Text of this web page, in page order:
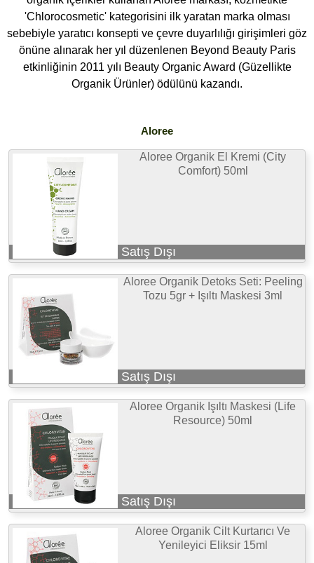
'Chlorocosmetic' kategorisini ilk yaratan marka olması
sebebiyle yaratıcı konsepti ve çevre duyarlılığı girişimleri göz
önüne alınarak her yıl düzenlenen Beyond Beauty Paris
etkinliğinin 2011 yılı Beauty Organic Award (Güzellikte
Organik Ürünler) ödülünü kazandı.
Aloree
Aloree Organik El Kremi (City
Comfort) 50ml
Satış Dışı
Aloree Organik Detoks Seti: Peeling
Tozu 5gr + Işıltı Maskesi 3ml
Satış Dışı
Aloree Organik Işıltı Maskesi (Life
Resource) 50ml
Satış Dışı
Aloree Organik Cilt Kurtarıcı Ve
Yenileyici Eliksir 15ml